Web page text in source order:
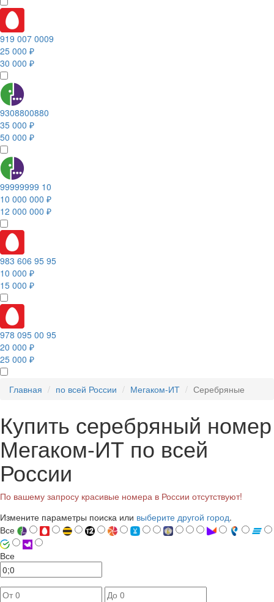
919 007 0009
25 000 ₽
30 000 ₽
9308800880
35 000 ₽
50 000 ₽
99999999 10
10 000 000 ₽
12 000 000 ₽
983 606 95 95
10 000 ₽
15 000 ₽
978 095 00 95
20 000 ₽
25 000 ₽
Главная по всей России Мегаком-ИТ Серебряные
Купить серебряный номер
Мегаком-ИТ по всей
России
По вашему запросу красивые номера в России отсутствуют!
Измените параметры поиска или выберите другой город.
Все
Все